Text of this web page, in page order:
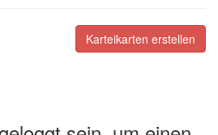
Karteikarten erstellen